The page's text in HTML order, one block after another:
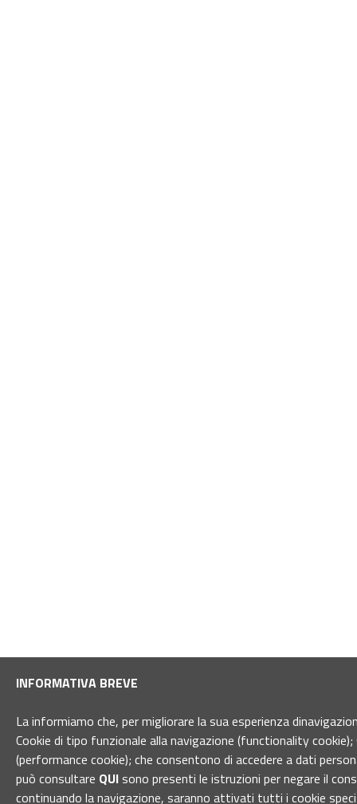
INFORMATIVA BREVE
La informiamo che, per migliorare la sua esperienza
Cookie di tipo funzionale alla navigazione (functionality
(performance cookie); che consentono di accedere a dati
può consultare QUIsono presenti le istruzioni per negare il
continuando la navigazione, saranno attivati tutti i cookie